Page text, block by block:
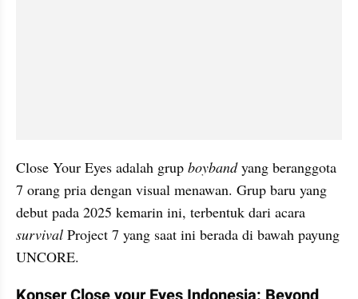
Close Your Eyes adalah grup boyband yang beranggota
7 orang pria dengan visual menawan. Grup baru yang
survival Project 7 yang saat ini berada di bawah payung
UNCORE.